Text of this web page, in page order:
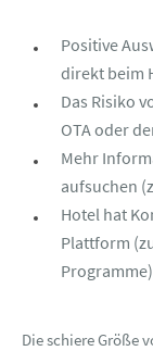
Positive
direkt beim
Das Risiko
OTA oder
Mehr
aufsuchen
Hotel hat
Plattform
Die schiere Größe